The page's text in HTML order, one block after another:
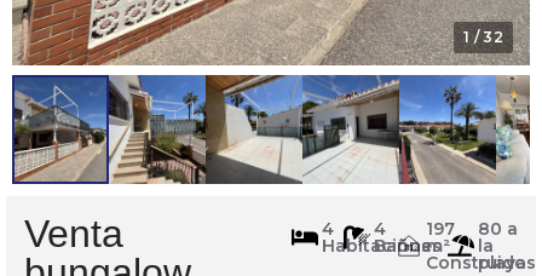
1 / 32
Venta
4
Habitaciones
4
Baños
m2
197
m²
Construidos
80 a
la
playa